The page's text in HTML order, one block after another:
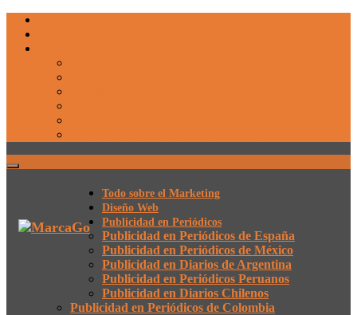
Todo sobre el Marketing
Diseño Web
Publicidad en Periódicos
Publicidad en Periódicos de España
Publicidad en Periódicos de México
Publicidad en Diarios de Argentina
Publicidad en Periódicos Peruanos
Publicidad en Diarios Chilenos
Publicidad en Periódicos de Colombia